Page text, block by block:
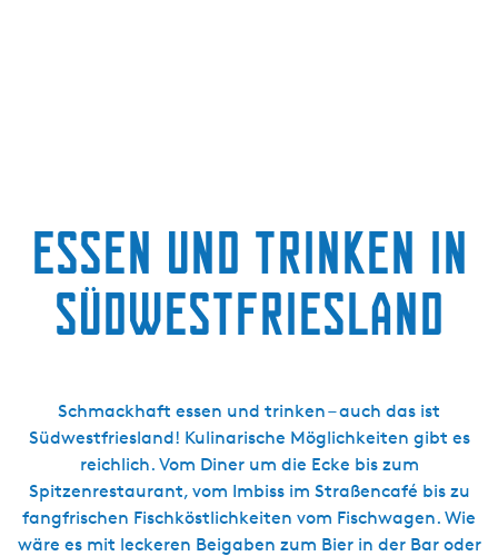
Essen und Trinken in
Südwestfriesland
Schmackhaft essen und trinken – auch das ist
Südwestfriesland! Kulinarische Möglichkeiten gibt es
reichlich. Vom Diner um die Ecke bis zum
Spitzenrestaurant, vom Imbiss im Straßencafé bis zu
fangfrischen Fischköstlichkeiten vom Fischwagen. Wie
wäre es mit leckeren Beigaben zum Bier in der Bar oder